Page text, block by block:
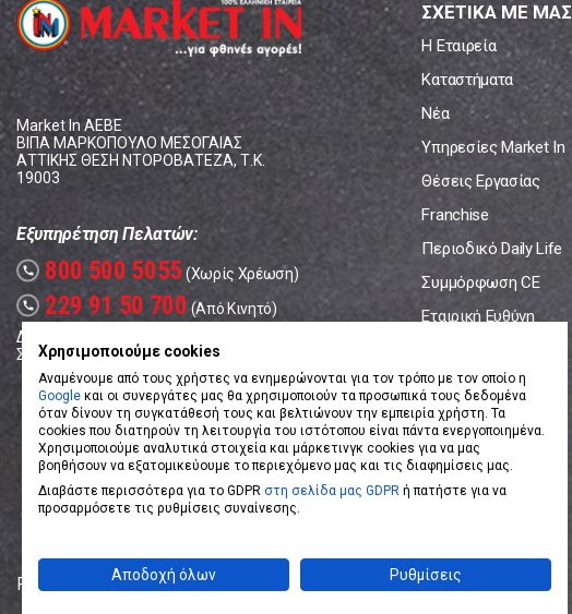
Market In ΑΕΒΕ
ΒΙΠΑ ΜΑΡΚΟΠΟΥΛΟ ΜΕΣΟΓΑΙΑΣ
ΑΤΤΙΚΗΣ ΘΕΣΗ ΝΤΟΡΟΒΑΤΕΖΑ, Τ.Κ.
19003
Εξυπηρέτηση Πελατών:
call 800 500 5055 (Χωρίς Χρέωση)
call 229 91 50 700 (Από Κινητό)
Δευτέρα - Παρασκευή: 08:00 - 17:00
Σάββατο: 08:00 – 14:00
ΣΧΕΤΙΚΑ ΜΕ ΜΑΣ
Η Εταιρεία
Καταστήματα
Νέα
Υπηρεσίες Market In
Θέσεις Εργασίας
Franchise
Περιοδικό Daily Life
Συμμόρφωση CE
Εταιρική Ευθύνη
Powered by eShopKeyDesigned by Koolmetrix
Χρησιμοποιούμε cookies
Αναμένουμε από τους χρήστες να ενημερώνονται για τον τρόπο με τον οποίο η
Google και οι συνεργάτες μας θα χρησιμοποιούν τα προσωπικά τους δεδομένα
όταν δίνουν τη συγκατάθεσή τους και βελτιώνουν την εμπειρία χρήστη. Τα
cookies που διατηρούν τη λειτουργία του ιστότοπου είναι πάντα ενεργοποιημένα.
Χρησιμοποιούμε αναλυτικά στοιχεία και μάρκετινγκ cookies για να μας
βοηθήσουν να εξατομικεύουμε το περιεχόμενο μας και τις διαφημίσεις μας.
Διαβάστε περισσότερα για το GDPR στη σελίδα μας GDPR ή πατήστε για να
προσαρμόσετε τις ρυθμίσεις συναίνεσης.
Αποδοχή όλων Ρυθμίσεις